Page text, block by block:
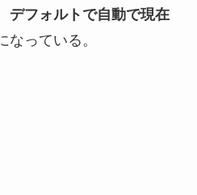
デフォルトで自動で現在
なっている。